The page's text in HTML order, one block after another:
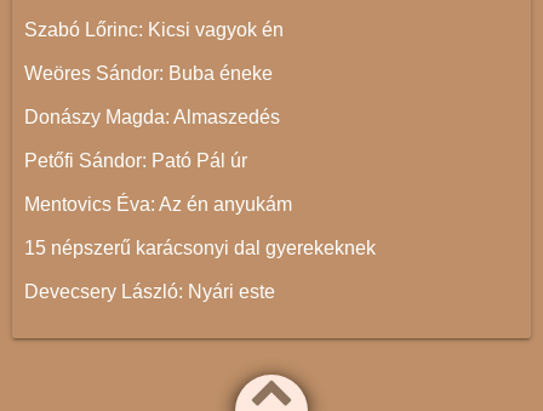
Szabó Lőrinc: Kicsi vagyok én
Weöres Sándor: Buba éneke
Donászy Magda: Almaszedés
Petőfi Sándor: Pató Pál úr
Mentovics Éva: Az én anyukám
15 népszerű karácsonyi dal gyerekeknek
Devecsery László: Nyári este